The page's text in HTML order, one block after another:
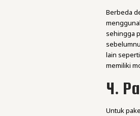
Berbeda
sehingga
lain
memiliki
4.
Untuk